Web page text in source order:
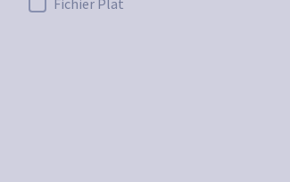
Fichier Plat